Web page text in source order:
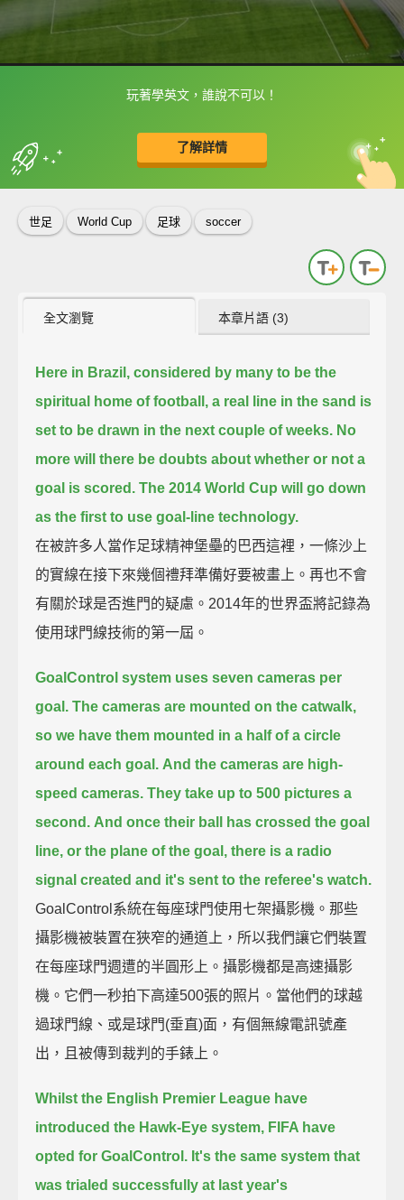
玩著學英文，誰說不可以！
了解詳情
框選或點兩下字幕可以直接查字典喔！
收錄佳句 中
英
世足 World Cup 足球 soccer
全文瀏覽 本章片語 (3)
Here in Brazil, considered by many to be the
spiritual home of football, a real line in the sand is
set to be drawn in the next couple of weeks. No
more will there be doubts about whether or not a
goal is scored. The 2014 World Cup will go down
as the first to use goal-line technology.
在被許多人當作足球精神堡壘的巴西這裡，一條沙上
的實線在接下來幾個禮拜準備好要被畫上。再也不會
有關於球是否進門的疑慮。2014年的世界盃將記錄為
使用球門線技術的第一屆。
GoalControl system uses seven cameras per
goal. The cameras are mounted on the catwalk,
so we have them mounted in a half of a circle
around each goal. And the cameras are high-
speed cameras. They take up to 500 pictures a
second. And once their ball has crossed the goal
line, or the plane of the goal, there is a radio
signal created and it's sent to the referee's watch.
GoalControl系統在每座球門使用七架攝影機。那些
攝影機被裝置在狹窄的通道上，所以我們讓它們裝置
在每座球門週遭的半圓形上。攝影機都是高速攝影
機。它們一秒拍下高達500張的照片。當他們的球越
過球門線、或是球門(垂直)面，有個無線電訊號產
出，且被傳到裁判的手錶上。
Whilst the English Premier League have
introduced the Hawk-Eye system, FIFA have
opted for GoalControl. It's the same system that
was trialed successfully at last year's